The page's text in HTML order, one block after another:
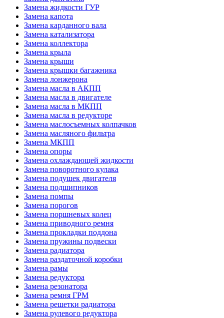
Замена жидкости ГУР
Замена капота
Замена карданного вала
Замена катализатора
Замена коллектора
Замена крыла
Замена крыши
Замена крышки багажника
Замена лонжерона
Замена масла в АКПП
Замена масла в двигателе
Замена масла в МКПП
Замена масла в редукторе
Замена маслосъемных колпачков
Замена масляного фильтра
Замена МКПП
Замена опоры
Замена охлаждающей жидкости
Замена поворотного кулака
Замена подушек двигателя
Замена подшипников
Замена помпы
Замена порогов
Замена поршневых колец
Замена приводного ремня
Замена прокладки поддона
Замена пружины подвески
Замена радиатора
Замена раздаточной коробки
Замена рамы
Замена редуктора
Замена резонатора
Замена ремня ГРМ
Замена решетки радиатора
Замена рулевого редуктора